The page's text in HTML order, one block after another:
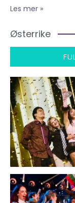
Les mer »
Østerrike